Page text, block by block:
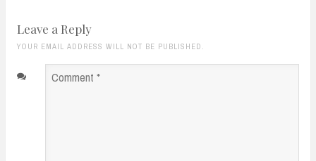
Leave a Reply
YOUR EMAIL ADDRESS WILL NOT BE PUBLISHED.
Comment